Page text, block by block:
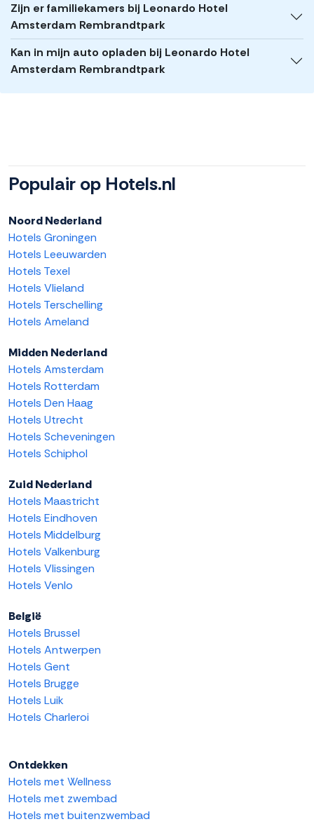
Zijn er familiekamers bij Leonardo Hotel
Amsterdam Rembrandtpark
Kan in mijn auto opladen bij Leonardo Hotel
Amsterdam Rembrandtpark
Populair op Hotels.nl
Noord Nederland
Hotels Groningen
Hotels Leeuwarden
Hotels Texel
Hotels Vlieland
Hotels Terschelling
Hotels Ameland
Midden Nederland
Hotels Amsterdam
Hotels Rotterdam
Hotels Den Haag
Hotels Utrecht
Hotels Scheveningen
Hotels Schiphol
Zuid Nederland
Hotels Maastricht
Hotels Eindhoven
Hotels Middelburg
Hotels Valkenburg
Hotels Vlissingen
Hotels Venlo
België
Hotels Brussel
Hotels Antwerpen
Hotels Gent
Hotels Brugge
Hotels Luik
Hotels Charleroi
Ontdekken
Hotels met Wellness
Hotels met zwembad
Hotels met buitenzwembad